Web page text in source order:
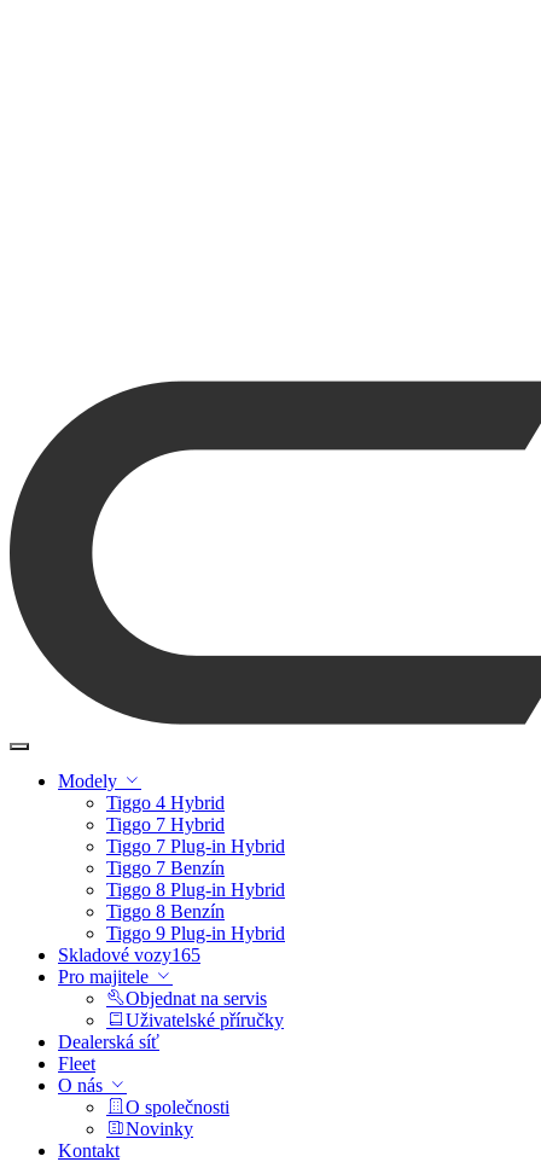
Modely
Tiggo 4 Hybrid
Tiggo 7 Hybrid
Tiggo 7 Plug-in Hybrid
Tiggo 7 Benzín
Tiggo 8 Plug-in Hybrid
Tiggo 8 Benzín
Tiggo 9 Plug-in Hybrid
Skladové vozy165
Pro majitele
Objednat na servis
Uživatelské příručky
Dealerská síť
Fleet
O nás
O společnosti
Novinky
Kontakt